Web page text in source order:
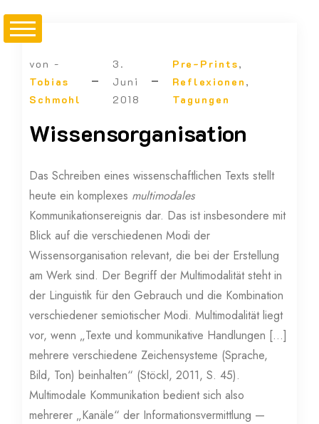
von -
Tobias
Schmohl
3.
Juni
2018
Pre-Prints,
Reflexionen ,
Tagungen
Wissensorganisation
Das Schreiben eines wissenschaftlichen Texts stellt
heute ein komplexes multimodales
Kommunikationsereignis dar. Das ist insbesondere mit
Blick auf die verschiedenen Modi der
Wissensorganisation relevant, die bei der Erstellung
am Werk sind. Der Begriff der Multimodalität steht in
der Linguistik für den Gebrauch und die Kombination
verschiedener semiotischer Modi. Multimodalität liegt
vor, wenn „Texte und kommunikative Handlungen […]
mehrere verschiedene Zeichensysteme (Sprache,
Bild, Ton) beinhalten“ (Stöckl, 2011, S. 45).
Multimodale Kommunikation bedient sich also
mehrerer „Kanäle“ der Informationsvermittlung —